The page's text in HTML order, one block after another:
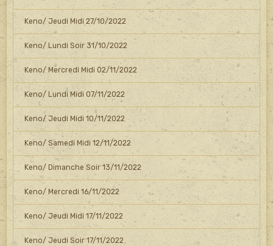
Keno/ Jeudi Midi 27/10/2022
Keno/ Lundi Soir 31/10/2022
Keno/ Mercredi Midi 02/11/2022
Keno/ Lundi Midi 07/11/2022
Keno/ Jeudi Midi 10/11/2022
Keno/ Samedi Midi 12/11/2022
Keno/ Dimanche Soir 13/11/2022
Keno/ Mercredi 16/11/2022
Keno/ Jeudi Midi 17/11/2022
Keno/ Jeudi Soir 17/11/2022